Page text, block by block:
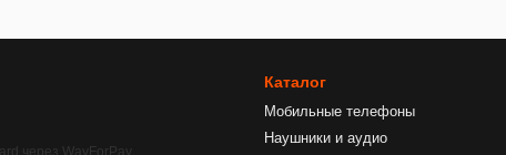
Каталог
Мобильные телефоны
Наушники и аудио